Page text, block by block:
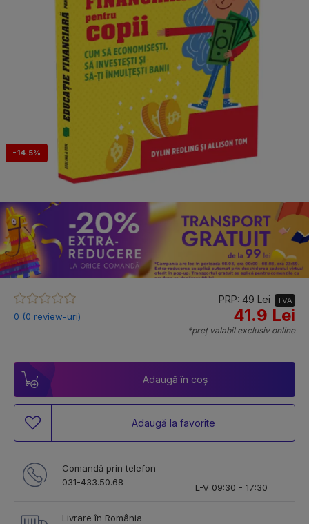
-14.5%
0 (0 review-uri)
PRP: 49 Lei TVA
41.9 Lei
*preț valabil exclusiv online
Adaugă în coș
Adaugă la favorite
Comandă prin telefon
031-433.50.68
L-V 09:30 - 17:30
Livrare în România